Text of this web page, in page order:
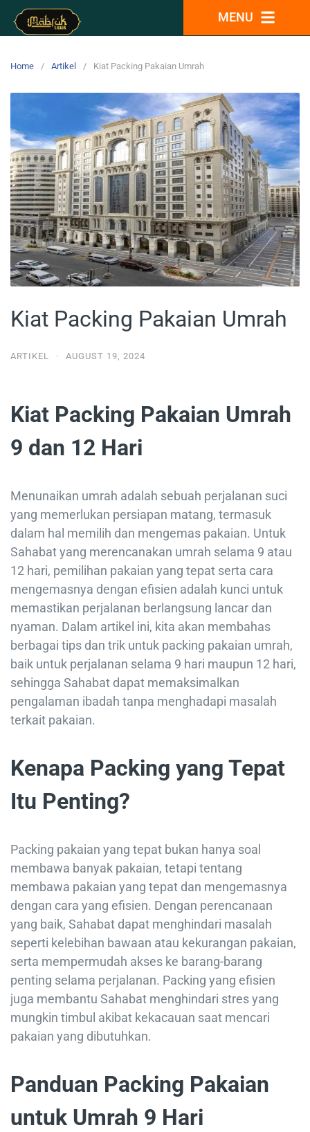
MENU
Home Artikel Kiat Packing Pakaian Umrah
Kiat Packing Pakaian Umrah
ARTIKEL · AUGUST 19, 2024
Kiat Packing Pakaian Umrah
9 dan 12 Hari
Menunaikan umrah adalah sebuah perjalanan suci
yang memerlukan persiapan matang, termasuk
dalam hal memilih dan mengemas pakaian. Untuk
Sahabat yang merencanakan umrah selama 9 atau
12 hari, pemilihan pakaian yang tepat serta cara
mengemasnya dengan efisien adalah kunci untuk
memastikan perjalanan berlangsung lancar dan
nyaman. Dalam artikel ini, kita akan membahas
berbagai tips dan trik untuk packing pakaian umrah,
baik untuk perjalanan selama 9 hari maupun 12 hari,
sehingga Sahabat dapat memaksimalkan
pengalaman ibadah tanpa menghadapi masalah
terkait pakaian.
Kenapa Packing yang Tepat
Itu Penting?
Packing pakaian yang tepat bukan hanya soal
membawa banyak pakaian, tetapi tentang
membawa pakaian yang tepat dan mengemasnya
dengan cara yang efisien. Dengan perencanaan
yang baik, Sahabat dapat menghindari masalah
seperti kelebihan bawaan atau kekurangan pakaian,
serta mempermudah akses ke barang-barang
penting selama perjalanan. Packing yang efisien
juga membantu Sahabat menghindari stres yang
mungkin timbul akibat kekacauan saat mencari
pakaian yang dibutuhkan.
Panduan Packing Pakaian
untuk Umrah 9 Hari